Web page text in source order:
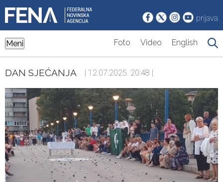
prijava
Meni Foto Video English
DAN SJEĆANJA | 12.07.2025. 20:48 |